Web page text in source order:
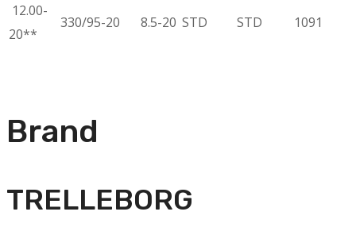
12.00-
20**
330/95-20 8.5-20 STD STD 1091
Brand
TRELLEBORG